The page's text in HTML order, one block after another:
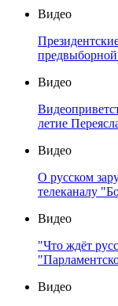
Видео
Видео
летие
Видео
О русском
телеканалу
Видео
"Что ждёт
Видео